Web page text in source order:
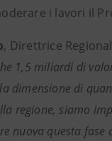
i lavori il
, Direttrice
1,5 miliardi di
dimensione di
regione, siamo
nuova questa